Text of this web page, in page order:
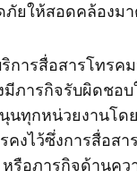
ยให้สอดคล้องม
การสื่อสารโทรค
มีภารกิจรับผิดชอบ
นทุกหน่วยงานโด
คงไว้ซึ่งการสื่อส
รือภารกิจด้านคว